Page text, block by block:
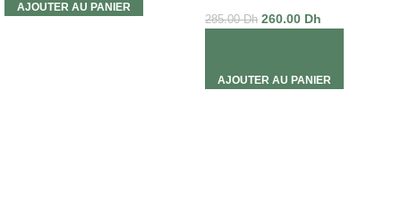
AJOUTER AU PANIER
285.00Dh 260.00 Dh
AJOUTER AU PANIER